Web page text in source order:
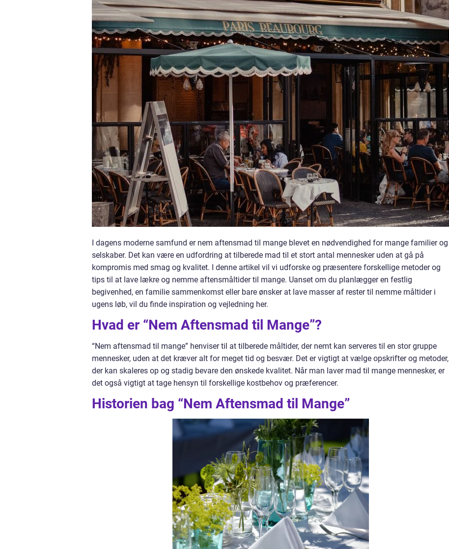
I dagens moderne samfund er nem aftensmad til mange blevet en nødvendighed for mange familier og
selskaber. Det kan være en udfordring at tilberede mad til et stort antal mennesker uden at gå på
kompromis med smag og kvalitet. I denne artikel vil vi udforske og præsentere forskellige metoder og
tips til at lave lækre og nemme aftensmåltider til mange. Uanset om du planlægger en festlig
begivenhed, en familie sammenkomst eller bare ønsker at lave masser af rester til nemme måltider i
ugens løb, vil du finde inspiration og vejledning her.
Hvad er “Nem Aftensmad til Mange”?
“Nem aftensmad til mange” henviser til at tilberede måltider, der nemt kan serveres til en stor gruppe
mennesker, uden at det kræver alt for meget tid og besvær. Det er vigtigt at vælge opskrifter og metoder,
der kan skaleres op og stadig bevare den ønskede kvalitet. Når man laver mad til mange mennesker, er
det også vigtigt at tage hensyn til forskellige kostbehov og præferencer.
Historien bag “Nem Aftensmad til Mange”